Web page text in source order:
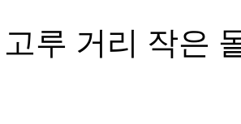
루 거리 작은